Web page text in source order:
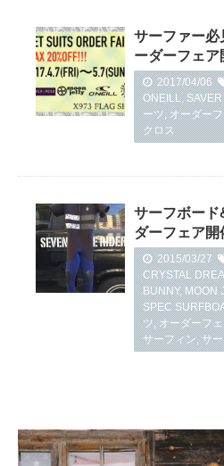
サーファー必
ーダーフェア
2017/04/06
ONEILL,
ーツ,オーダー
クロス
サーフボー
ダーフェア開
2015/03/27
CRYSTAL
BUNNY,MOON
SPEC
ツ,オーダーフ
サーフィン,サ